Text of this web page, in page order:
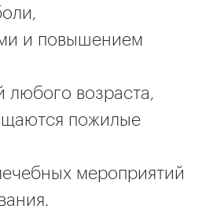
и повышением
возраста,
пожилые
мероприятий